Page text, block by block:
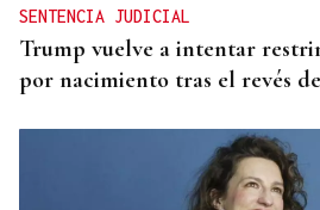
SENTENCIA JUDICIAL
Trump vuelve a intentar
por nacimiento tras el revés